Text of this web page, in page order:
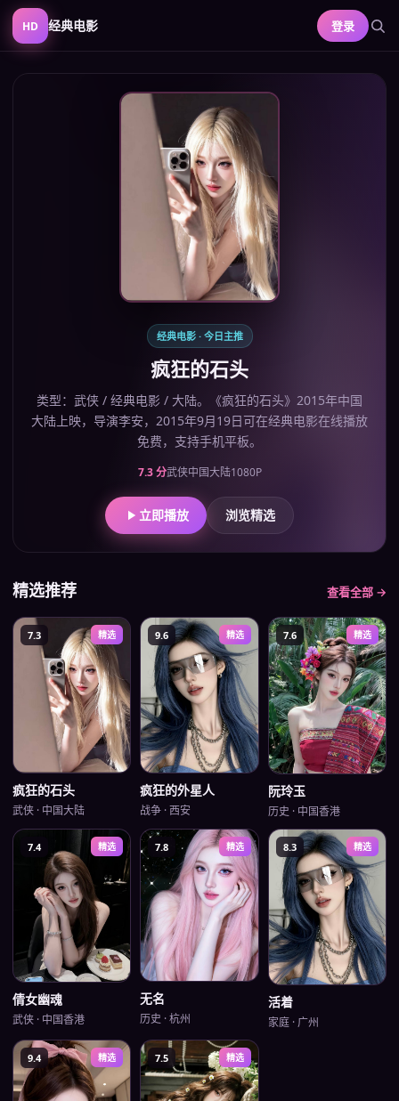
HD 经典电影 登录
经典电影· 今日主推
疯狂的石头
类型：武侠 / 经典电影 / 大陆。《疯狂的石头》2015年中国
大陆上映，导演李安，2015年9月19日可在经典电影在线播放
免费，支持手机平板。
7.3分武侠中国大陆1080P
立即播放 浏览精选
精选推荐 查看全部 →
7.3 精选
疯狂的石头
武侠 · 中国大陆
9.6 精选
疯狂的外星人
战争 ·西安
7.6 精选
阮玲玉
历史 · 中国香港
7.4 精选
倩女幽魂
武侠 · 中国香港
7.8 精选
无名
历史 ·杭州
8.3 精选
活着
家庭· 广州
9.4 精选 7.5 精选